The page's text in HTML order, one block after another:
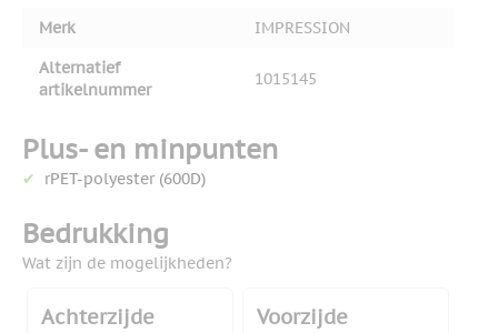
Merk
IMPRESSION
Alternatief
artikelnummer
1015145
Plus- en minpunten
rPET-polyester (600D)
Bedrukking
Wat zijn de mogelijkheden?
Achterzijde Voorzijde